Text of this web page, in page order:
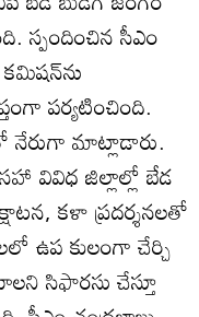
స్పందించిన సీఎం
పర్యటించింది.
నేరుగా మాట్లాడారు.
వివిధ జిల్లాల్లో బేడ
కళా ప్రదర్శనలతో
ఉప కులంగా చేర్చి
సిఫారసు చేస్తూ